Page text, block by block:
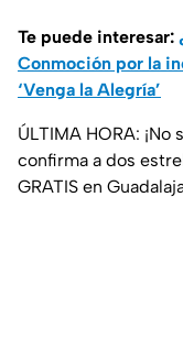
Te puede interesar:
Conmoción por la
‘Venga la Alegría’
ÚLTIMA HORA:
confirma a dos
GRATIS en